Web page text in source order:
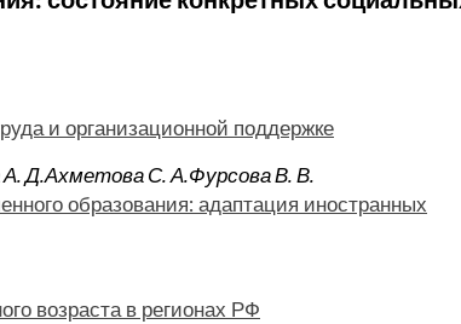
и организационной поддержке
А. Д.Ахметова С. А.Фурсова В. В.
образования: адаптация иностранных
возраста в регионах РФ